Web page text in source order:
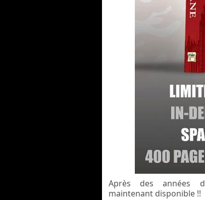
Après des années
maintenant disponible !!